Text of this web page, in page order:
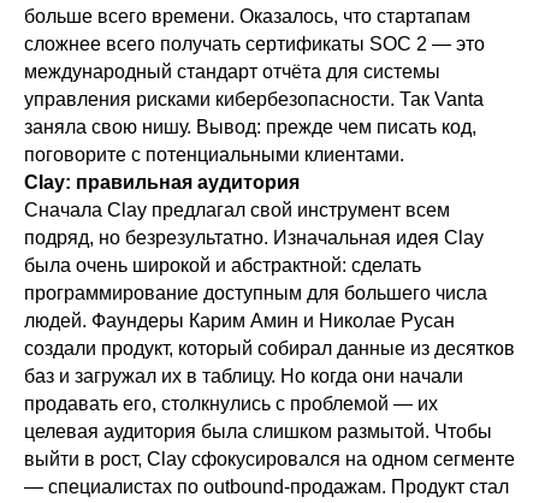
больше всего времени. Оказалось, что стартапам
сложнее всего получать сертификаты SOC 2 — это
международный стандарт отчёта для системы
управления рисками кибербезопасности. Так Vanta
заняла свою нишу. Вывод: прежде чем писать код,
поговорите с потенциальными клиентами.
Clay: правильная аудитория
Сначала Clay предлагал свой инструмент всем
подряд, но безрезультатно. Изначальная идея Clay
была очень широкой и абстрактной: сделать
программирование доступным для большего числа
людей. Фаундеры Карим Амин и Николае Русан
создали продукт, который собирал данные из десятков
баз и загружал их в таблицу. Но когда они начали
продавать его, столкнулись с проблемой — их
целевая аудитория была слишком размытой. Чтобы
выйти в рост, Clay сфокусировался на одном сегменте
— специалистах по outbound-продажам. Продукт стал